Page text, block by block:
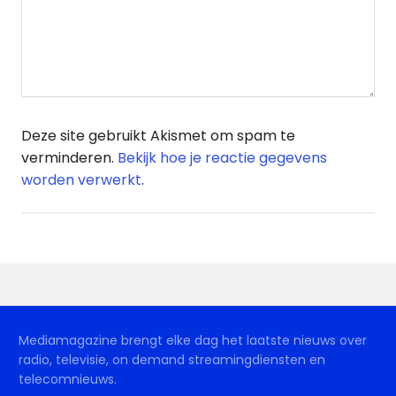
Deze site gebruikt Akismet om spam te
verminderen. Bekijk hoe je reactie gegevens
worden verwerkt.
Mediamagazine brengt elke dag het laatste nieuws over
radio, televisie, on demand streamingdiensten en
telecomnieuws.